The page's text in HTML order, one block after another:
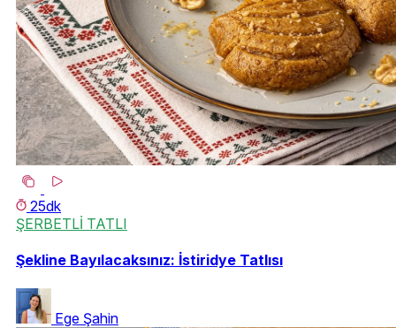
25dk
ŞERBETLİ TATLI
Şekline Bayılacaksınız: İstiridye Tatlısı
Ege Şahin